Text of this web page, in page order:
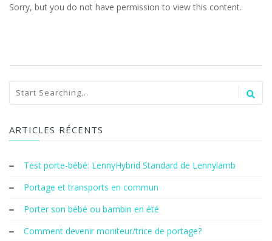
Sorry, but you do not have permission to view this content.
ARTICLES RÉCENTS
Test porte-bébé: LennyHybrid Standard de Lennylamb
Portage et transports en commun
Porter son bébé ou bambin en été
Comment devenir moniteur/trice de portage?